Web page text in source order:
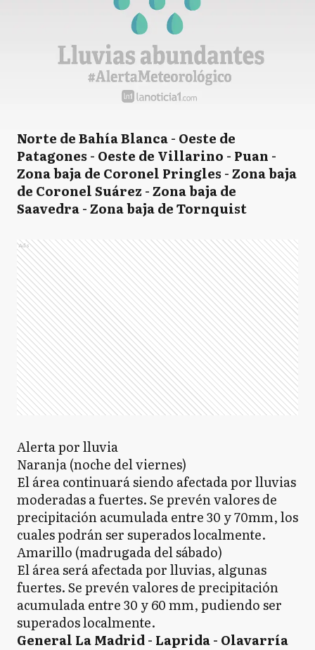
Norte de Bahía Blanca - Oeste de
Patagones - Oeste de Villarino - Puan -
Zona baja de Coronel Pringles - Zona baja
de Coronel Suárez - Zona baja de
Saavedra - Zona baja de Tornquist
Ads
Alerta por lluvia
Naranja (noche del viernes)
El área continuará siendo afectada por lluvias
moderadas a fuertes. Se prevén valores de
precipitación acumulada entre 30 y 70mm, los
cuales podrán ser superados localmente.
Amarillo (madrugada del sábado)
El área será afectada por lluvias, algunas
fuertes. Se prevén valores de precipitación
acumulada entre 30 y 60 mm, pudiendo ser
superados localmente.
General La Madrid - Laprida - Olavarría